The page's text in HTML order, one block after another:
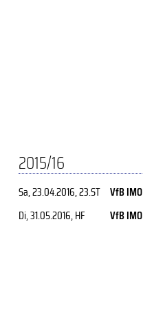
2015/16
Sa, 23.04.2016, 23.ST VfB IMO
Di, 31.05.2016, HF VfB IMO